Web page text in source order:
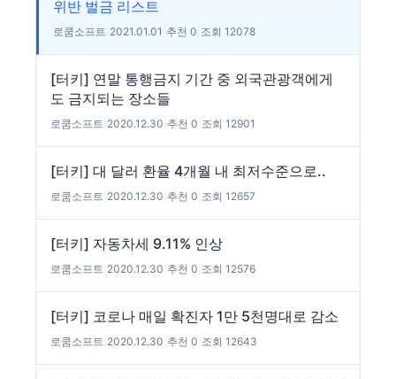
위반 벌금 리스트
로쿰소프트 2021.01.01 추천 0 조회 12078
[터키] 연말 통행금지 기간 중 외국관광객에게
도 금지되는 장소들
로쿰소프트 2020.12.30 추천 0 조회 12901
[터키] 대 달러 환율 4개월 내 최저수준으로..
로쿰소프트 2020.12.30 추천 0 조회 12657
[터키] 자동차세 9.11% 인상
로쿰소프트 2020.12.30 추천 0 조회 12576
[터키] 코로나 매일 확진자 1만 5천명대로 감소
로쿰소프트 2020.12.30 추천 0 조회 12643